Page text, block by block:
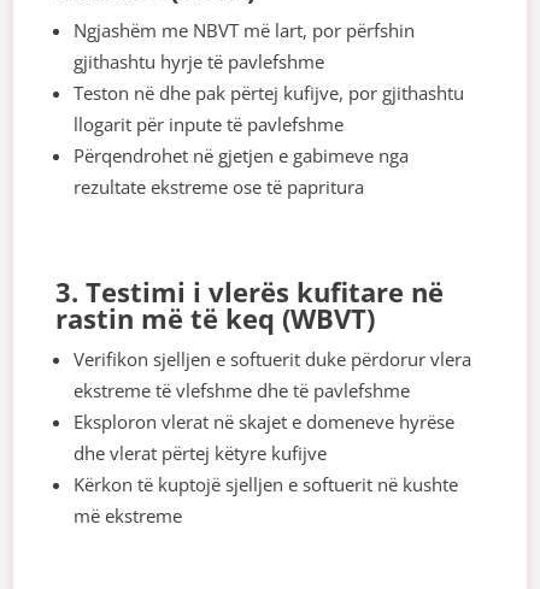
Ngjashëm me NBVT më lart, por përfshin
gjithashtu hyrje të pavlefshme
Teston në dhe pak përtej kufijve, por gjithashtu
llogarit për inpute të pavlefshme
Përqendrohet në gjetjen e gabimeve nga
rezultate ekstreme ose të papritura
3. Testimi i vlerës kufitare në
rastin më të keq (WBVT)
Verifikon sjelljen e softuerit duke përdorur vlera
ekstreme të vlefshme dhe të pavlefshme
Eksploron vlerat në skajet e domeneve hyrëse
dhe vlerat përtej këtyre kufijve
Kërkon të kuptojë sjelljen e softuerit në kushte
më ekstreme